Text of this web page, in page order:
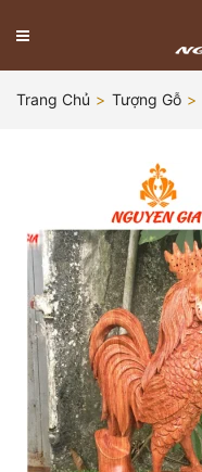
Trang Chủ Tượng Gỗ